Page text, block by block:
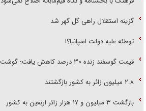
گزینه استقلال راهی گل گهر شد
توطئه علیه دولت اسپانیا؟!
قیمت گوسفند زنده ۳۰ درصد کاهش یافت؛ گوشت ارزان نشد
۲.۸ میلیون زائر به کشور بازگشتند
بازگشت ۳ میلیون و ۱۷ هزار زائر اربعین به کشور